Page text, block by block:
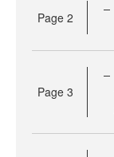
Page 2
Page 3